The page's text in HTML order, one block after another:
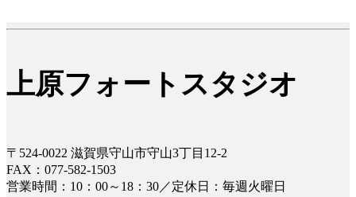
上原フォートスタジオ
〒524-0022 滋賀県守山市守山3丁目12-2
FAX：077-582-1503
営業時間：10：00～18：30／定休日：毎週火曜日